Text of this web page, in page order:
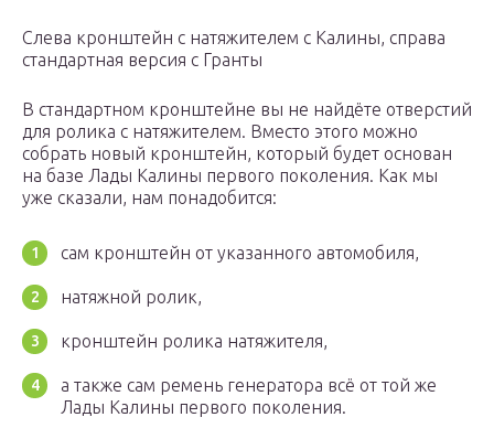
Слева кронштейн с натяжителем с Калины, справа
стандартная версия с Гранты
В стандартном кронштейне вы не найдёте отверстий
для ролика с натяжителем. Вместо этого можно
собрать новый кронштейн, который будет основан
на базе Лады Калины первого поколения. Как мы
уже сказали, нам понадобится:
сам кронштейн от указанного автомобиля,
натяжной ролик,
кронштейн ролика натяжителя,
а также сам ремень генератора всё от той же
Лады Калины первого поколения.